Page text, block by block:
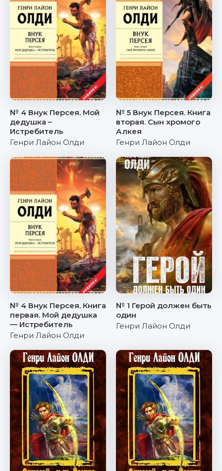
№ 4 Внук Персея. Мой
дедушка –
Истребитель
Генри Лайон Олди
№ 5 Внук Персея. Книга
вторая. Сын хромого
Алкея
Генри Лайон Олди
№ 4 Внук Персея. Книга
первая. Мой дедушка
— Истребитель
Генри Лайон Олди
№ 1 Герой должен быть
один
Генри Лайон Олди